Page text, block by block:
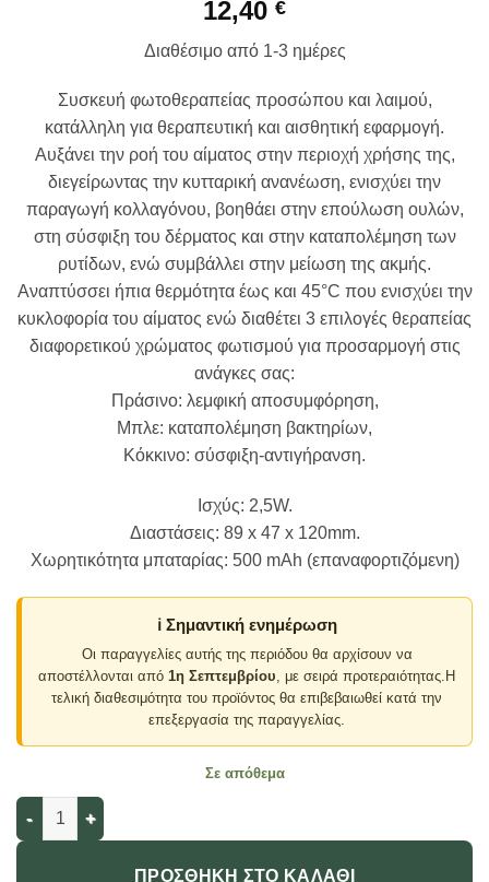
12,40 €
Διαθέσιμο από 1-3 ημέρες
Συσκευή φωτοθεραπείας προσώπου και λαιμού,
κατάλληλη για θεραπευτική και αισθητική εφαρμογή.
Αυξάνει την ροή του αίματος στην περιοχή χρήσης της,
διεγείρωντας την κυτταρική ανανέωση, ενισχύει την
παραγωγή κολλαγόνου, βοηθάει στην επούλωση ουλών,
στη σύσφιξη του δέρματος και στην καταπολέμηση των
ρυτίδων, ενώ συμβάλλει στην μείωση της ακμής.
Αναπτύσσει ήπια θερμότητα έως και 45°C που ενισχύει την
κυκλοφορία του αίματος ενώ διαθέτει 3 επιλογές θεραπείας
διαφορετικού χρώματος φωτισμού για προσαρμογή στις
ανάγκες σας:
Πράσινο: λεμφική αποσυμφόρηση,
Μπλε: καταπολέμηση βακτηρίων,
Κόκκινο: σύσφιξη-αντιγήρανση.
Ισχύς: 2,5W.
Διαστάσεις: 89 x 47 x 120mm.
Χωρητικότητα μπαταρίας: 500 mAh (επαναφορτιζόμενη)
ℹ️ Σημαντική ενημέρωση
Οι παραγγελίες αυτής της περιόδου θα αρχίσουν να
αποστέλλονται από 1η Σεπτεμβρίου , με σειρά προτεραιότητας.Η
τελική διαθεσιμότητα του προϊόντος θα επιβεβαιωθεί κατά την
επεξεργασία της παραγγελίας.
Σε απόθεμα
Συσκευή φωτοθεραπείας προσώπου - 829 - 540039 ποσότητα
ΠΡΟΣΘΉΚΗ ΣΤΟ ΚΑΛΆΘΙ